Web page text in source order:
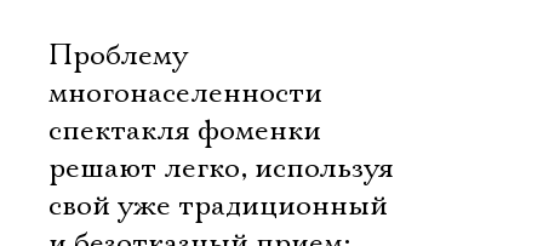
Проблему
многонаселенности
спектакля фоменки
решают легко, используя
свой уже традиционный